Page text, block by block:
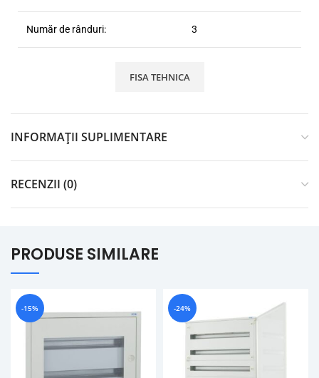
Număr de rânduri: 3
FISA TEHNICA
INFORMAȚII SUPLIMENTARE
RECENZII (0)
PRODUSE SIMILARE
-15% -24%